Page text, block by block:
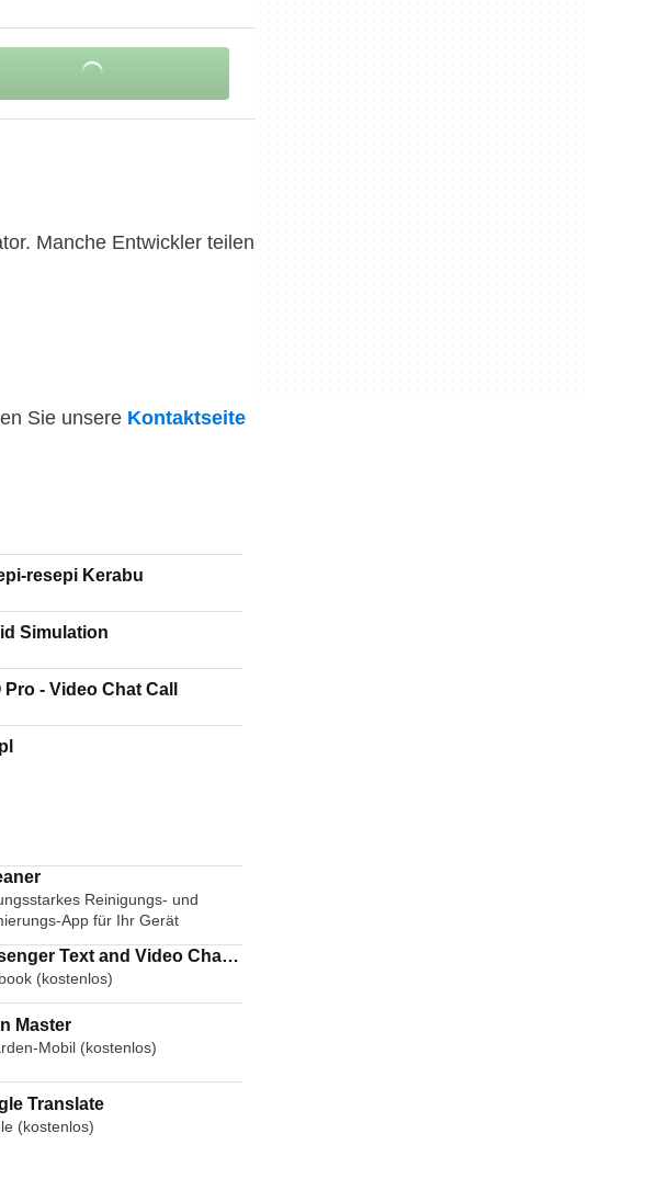
Manche Entwickler teilen
Sie unsere Kontaktseite
resepi Kerabu
Simulation
OVO Pro - Video Chat Call
Reinigungs- und
App für Ihr Gerät
and Video Chat
(kostenlos)
Master
Mobil (kostenlos)
Translate
(kostenlos)